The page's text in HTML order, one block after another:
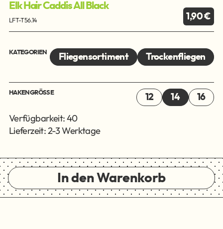
Elk Hair Caddis All Black
LFT-T56.14 1,90 €
KATEGORIEN Fliegensortiment Trockenfliegen
HAKENGRÖSSE 12 14 16
Verfügbarkeit: 40
Lieferzeit: 2-3 Werktage
In den Warenkorb